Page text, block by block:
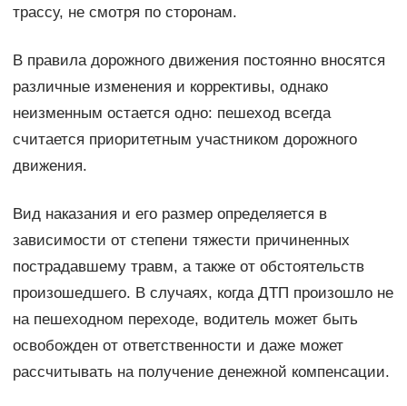
трассу, не смотря по сторонам.
В правила дорожного движения постоянно вносятся
различные изменения и коррективы, однако
неизменным остается одно: пешеход всегда
считается приоритетным участником дорожного
движения.
Вид наказания и его размер определяется в
зависимости от степени тяжести причиненных
пострадавшему травм, а также от обстоятельств
произошедшего. В случаях, когда ДТП произошло не
на пешеходном переходе, водитель может быть
освобожден от ответственности и даже может
рассчитывать на получение денежной компенсации.